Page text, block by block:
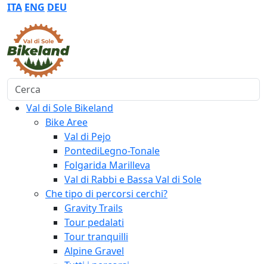
ITA ENG DEU
Cerca
Val di Sole Bikeland
Bike Aree
Val di Pejo
PontediLegno-Tonale
Folgarida Marilleva
Val di Rabbi e Bassa Val di Sole
Che tipo di percorsi cerchi?
Gravity Trails
Tour pedalati
Tour tranquilli
Alpine Gravel